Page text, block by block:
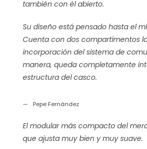
también con él abierto.
Su diseño está pensado hasta el
Cuenta con dos compartimentos
incorporación del sistema de
manera, queda completamente
estructura del casco.
Pepe Fernández
El modular más compacto del
que ajusta muy bien y muy suave.